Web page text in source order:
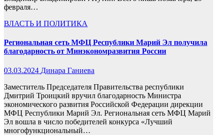
февраля…
ВЛАСТЬ И ПОЛИТИКА
Региональная сеть МФЦ Республики Марий Эл получила
благодарность от Минэкономразвития России
03.03.2024 Динара Ганиева
Заместитель Председателя Правительства республики
Дмитрий Троицкий вручил благодарность Министра
экономического развития Российской Федерации дирекции
МФЦ Республики Марий Эл. Региональная сеть МФЦ Марий
Эл вошла в число победителей конкурса «Лучший
многофункциональный…